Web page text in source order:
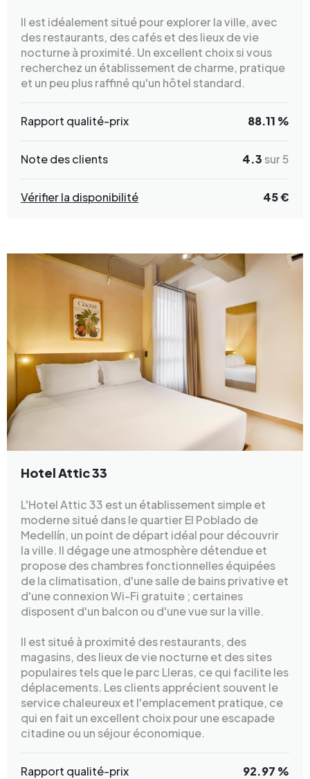
Il est idéalement situé pour explorer la ville, avec
des restaurants, des cafés et des lieux de vie
nocturne à proximité. Un excellent choix si vous
recherchez un établissement de charme, pratique
et un peu plus raffiné qu'un hôtel standard.
Rapport qualité-prix 88.11 %
Note des clients 4.3 sur 5
Vérifier la disponibilité 45 €
Hotel Attic 33
L'Hotel Attic 33 est un établissement simple et
moderne situé dans le quartier El Poblado de
Medellín, un point de départ idéal pour découvrir
la ville. Il dégage une atmosphère détendue et
propose des chambres fonctionnelles équipées
de la climatisation, d'une salle de bains privative et
d'une connexion Wi-Fi gratuite ; certaines
disposent d'un balcon ou d'une vue sur la ville.
Il est situé à proximité des restaurants, des
magasins, des lieux de vie nocturne et des sites
populaires tels que le parc Lleras, ce qui facilite les
déplacements. Les clients apprécient souvent le
service chaleureux et l'emplacement pratique, ce
qui en fait un excellent choix pour une escapade
citadine ou un séjour économique.
Rapport qualité-prix 92.97 %